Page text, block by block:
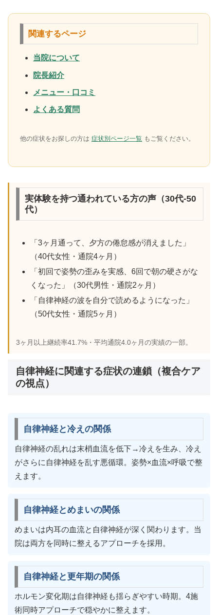
関連するページ
当院について
院長紹介
メニュー・口コミ
よくある質問
他の症状をお探しの方は 症状別ページ一覧 もご覧ください。
実体験を持つ通われている方の声（30代-50
代）
「3ヶ月通って、夕方の倦怠感が消えました」
（40代女性・通院4ヶ月）
「初回で姿勢の歪みを実感、6回で朝の硬さがな
くなった」（30代男性・通院2ヶ月）
「自律神経の波を自分で読めるようになった」
（50代女性・通院5ヶ月）
3ヶ月以上継続率41.7%・平均通院4.0ヶ月の実績の一部。
自律神経に関連する症状の連鎖（複合ケア
の視点）
自律神経と冷えの関係
自律神経の乱れは末梢血流を低下→冷えを生み、冷え
がさらに自律神経を乱す悪循環。姿勢×血流×呼吸で整
えます。
自律神経とめまいの関係
めまいは内耳の血流と自律神経が深く関わります。当
院は両方を同時に整えるアプローチを採用。
自律神経と更年期の関係
ホルモン変化期は自律神経も揺らぎやすい時期。4施
術同時アプローチで穏やかに整えます。